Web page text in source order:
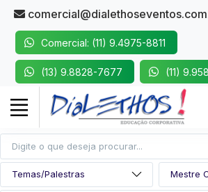
Comercial: (11) 9.4975-8811
(13) 9.8828-7677 (11)